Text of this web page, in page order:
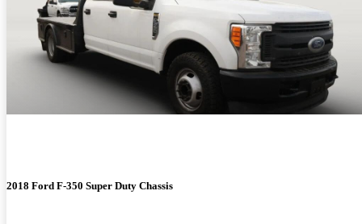
2018 Ford F-350 Super Duty Chassis